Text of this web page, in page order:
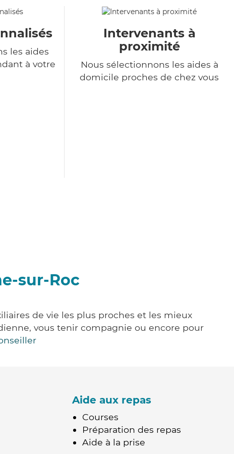
les aides
à votre
Intervenants à
proximité
Nous sélectionnons les aides à
domicile proches de chez vous
sur-Roc
de vie les plus proches et les mieux
vous tenir compagnie ou encore pour
Aide aux repas
Courses
Préparation des repas
Aide à la prise